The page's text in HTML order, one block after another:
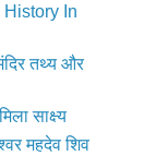
History In
तथ्य और
साक्ष्य
महदेव शिव